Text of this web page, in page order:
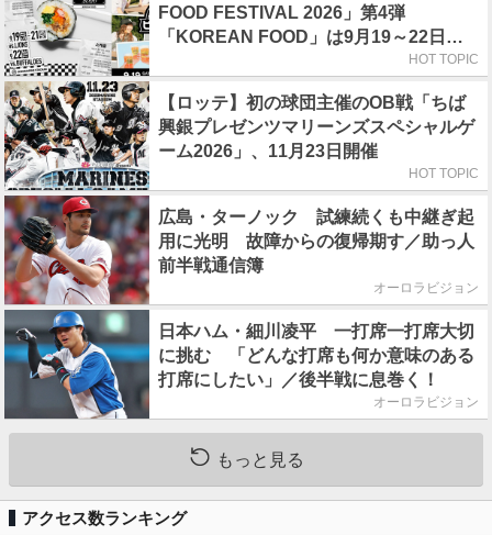
FOOD FESTIVAL 2026」第4弾
「KOREAN FOOD」は9月19～22日／
HOT TOPIC
【ロッテ】初の球団主催のOB戦「ちば
興銀プレゼンツマリーンズスペシャルゲ
ーム2026」、11月23日開催
HOT TOPIC
広島・ターノック 試練続くも中継ぎ起
用に光明 故障からの復帰期す／助っ人
前半戦通信簿
オーロラビジョン
日本ハム・細川凌平 一打席一打席大切
に挑む 「どんな打席も何か意味のある
打席にしたい」／後半戦に息巻く！
オーロラビジョン
もっと見る
アクセス数ランキング